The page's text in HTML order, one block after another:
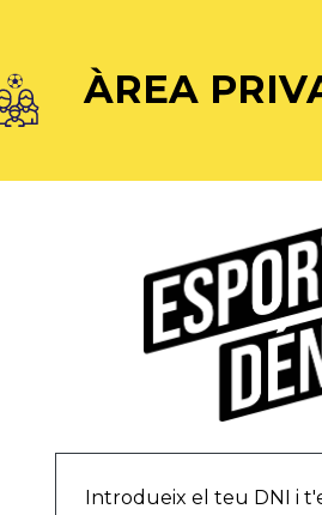
ÀREA
Introdueix el teu DNI i